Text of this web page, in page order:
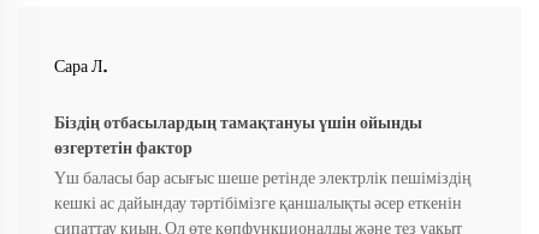
Сара Л.
Біздің отбасылардың тамақтануы үшін ойынды
өзгертетін фактор
Үш баласы бар асығыс шеше ретінде электрлік пешіміздің
кешкі ас дайындау тәртібімізге қаншалықты әсер еткенін